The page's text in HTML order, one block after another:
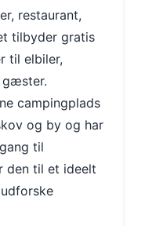
restaurant,
tilbyder gratis
til elbiler,
gæster.
campingplads
og by og har
til
den til et ideelt